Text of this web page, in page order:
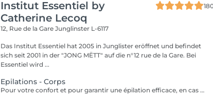
Institut Essentiel by
Catherine Lecoq
12, Rue de la GareJunglinster L-6117
Das Institut Essentiel hat 2005 in Junglister eröffnet und befindet
sich seit 2001 in der "JONG MËTT" auf die n°12 rue de la Gare. Bei
Essentiel wird ...
Epilations - Corps
Pour votre confort et pour garantir une épilation efficace, en cas de poils longs, nous vous conseillons de tondre vos poils à 1/2 cm avant votre épilation. Ne pas appliquer de soin hydratant 12 heures avant votre rendez-vous (pour garantir adhérence de la cire) Merci pour votre compréhension.